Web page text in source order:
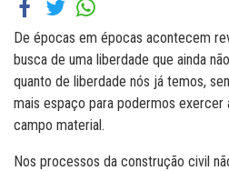
De épocas em épocas acontecem
busca de uma liberdade que ainda
quanto de liberdade nós já temos,
mais espaço para podermos exercer
campo material.
Nos processos da construção civil